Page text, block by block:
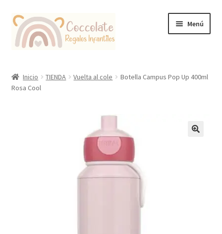
Ir
la
Ir
contenido
Menú
Coccolate Puericultura y Juguetería Educativa
Inicio TIENDA Vuelta al cole
Botella Campus Pop Up 400ml
Rosa Cool